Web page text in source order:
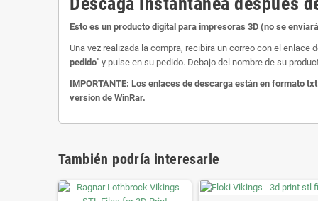
Esto es un producto digital para impresoras 3D (no se
Una vez realizada la compra, recibira un correo con el
pedido" y pulse en su pedido. Debajo del nombre de su
IMPORTANTE: Los enlaces de descarga están en formato
version de WinRar.
También podría interesarle